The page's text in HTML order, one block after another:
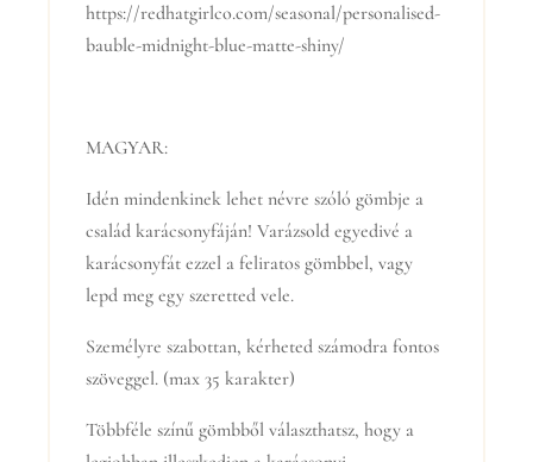
https://redhatgirlco.com/seasonal/personalised-
bauble-midnight-blue-matte-shiny/
MAGYAR:
Idén mindenkinek lehet névre szóló gömbje a
család karácsonyfáján! Varázsold egyedivé a
karácsonyfát ezzel a feliratos gömbbel, vagy
lepd meg egy szeretted vele.
Személyre szabottan, kérheted számodra fontos
szöveggel. (max 35 karakter)
Többféle színű gömbből választhatsz, hogy a